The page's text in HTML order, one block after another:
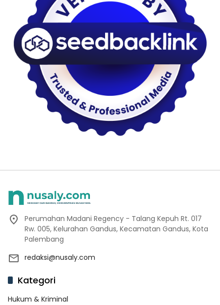
Perumahan Madani Regency - Talang Kepuh Rt. 017
Rw. 005, Kelurahan Gandus, Kecamatan Gandus, Kota
Palembang
redaksi@nusaly.com
Kategori
Hukum & Kriminal